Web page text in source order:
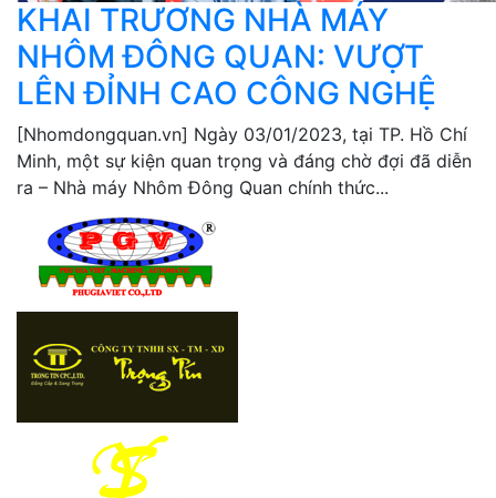
KHAI TRƯƠNG NHÀ MÁY
NHÔM ĐÔNG QUAN: VƯỢT
LÊN ĐỈNH CAO CÔNG NGHỆ
[Nhomdongquan.vn] Ngày 03/01/2023, tại TP. Hồ Chí
Minh, một sự kiện quan trọng và đáng chờ đợi đã diễn
ra – Nhà máy Nhôm Đông Quan chính thức...